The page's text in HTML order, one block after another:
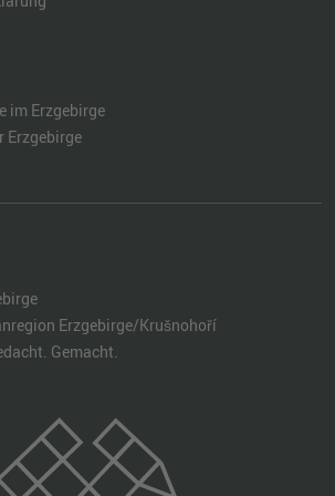
im Erzgebirge
Erzgebirge
Erzgebirge/Krušnohoří
Gemacht.